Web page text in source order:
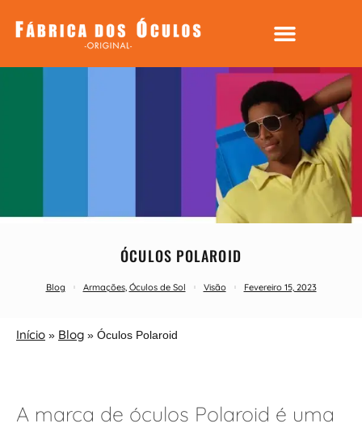
ÓCULOS POLAROID
Blog Armações, Óculos de Sol Visão Fevereiro 15, 2023
Início » Blog » Óculos Polaroid
A marca de óculos Polaroid é uma